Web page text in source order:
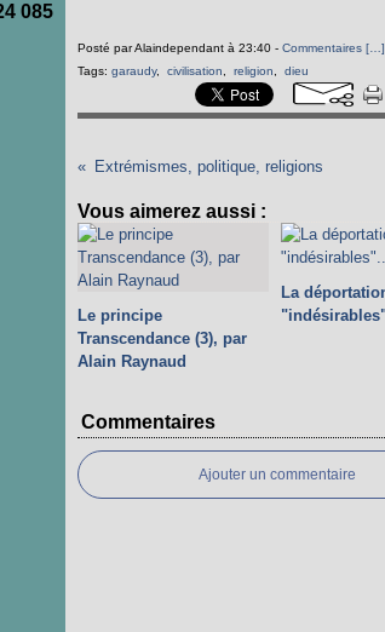
085
Posté par Alaindependant à 23:40 - Commentaires [ ]
Tags: garaudy, civilisation religion dieu
Extrémismes, politique, religions
Vous aimerez aussi :
Le principe
Transcendance (3), par
Alain Raynaud
La
Commentaires
Ajouter un commentaire